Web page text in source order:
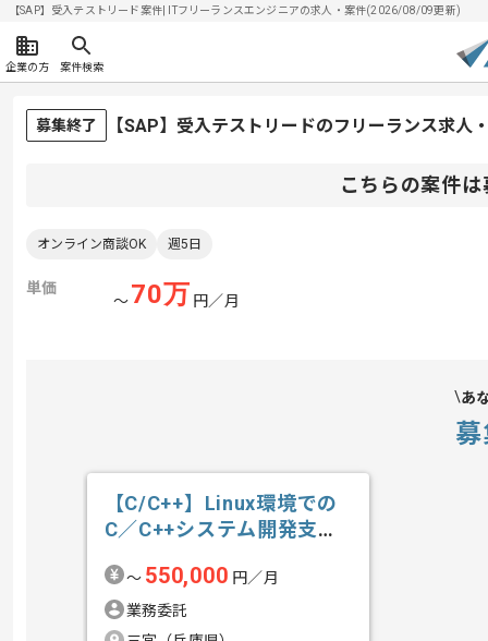
【SAP】受入テストリード案件| ITフリーランスエンジニアの求人・案件(2026/08/09更新)
企業の方 案件検索
募集終了 【SAP】受入テストリードのフリーランス求人
こちらの案件
オンライン商談OK 週5日
単価
〜70万 円／月
あ
【C/C++】Linux環境での
C／C++システム開発支援
〜 550,000 円／月
業務委託